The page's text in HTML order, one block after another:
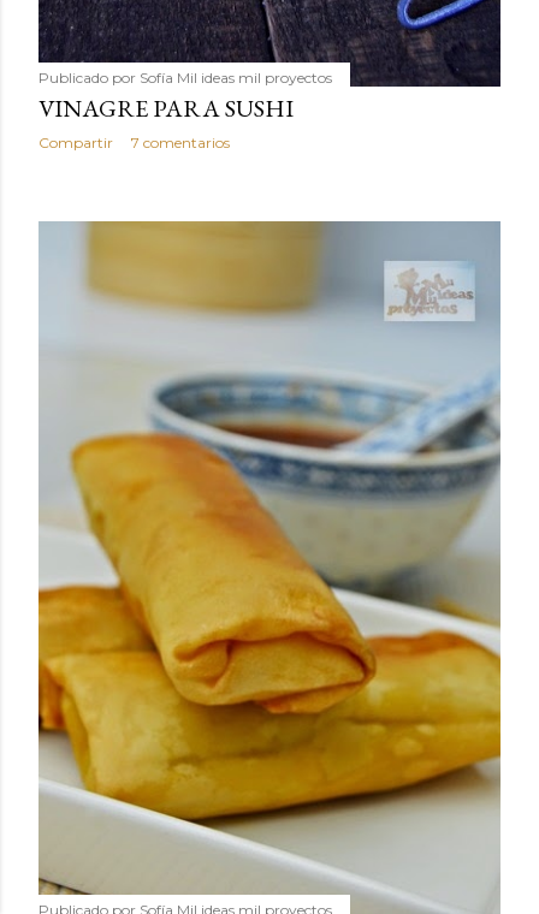
Publicado por Sofía Mil ideas mil proyectos
VINAGRE PARA SUSHI
Compartir 7 comentarios
Publicado por Sofía Mil ideas mil proyectos